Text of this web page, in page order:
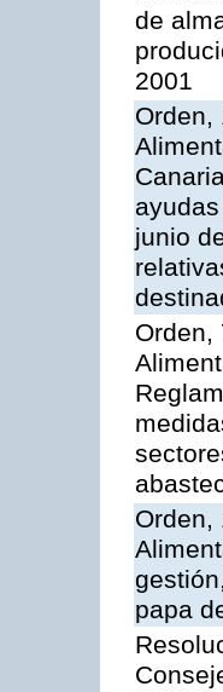
de
2001
Orden,
junio
Orden,
Orden,
papa